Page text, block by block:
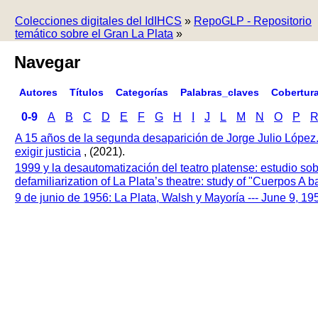
Colecciones digitales del IdIHCS » RepoGLP - Repositorio
temático sobre el Gran La Plata »
Navegar
Autores Títulos Categorías Palabras_claves
0-9 A B C D E F G H J L M N O P
R
A 15 años de la segunda desaparición de Jorge Julio
exigir justicia , (2021).
1999 y la desautomatización del teatro platense: estudio
defamiliarization of La Plata’s theatre: study of "Cuerpos A
9 de junio de 1956: La Plata, Walsh y Mayoría --- June 9,